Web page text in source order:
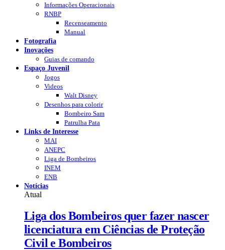
Informações Operacionais
RNBP
Recenseamento
Manual
Fotografia
Inovações
Guias de comando
Espaço Juvenil
Jogos
Videos
Walt Disney
Desenhos para colorir
Bombeiro Sam
Patrulha Pata
Links de Interesse
MAI
ANEPC
Liga de Bombeiros
INEM
ENB
Notícias
Atual
Liga dos Bombeiros quer fazer nascer
licenciatura em Ciências de Proteção
Civil e Bombeiros